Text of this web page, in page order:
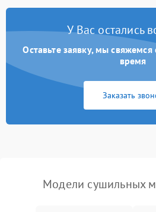
Проблемы с блоком
1800 ₽
Не завершает программу
1500 ₽
У Вас остались
Оставьте заявку, мы
время
Заказать
Модели сушильных